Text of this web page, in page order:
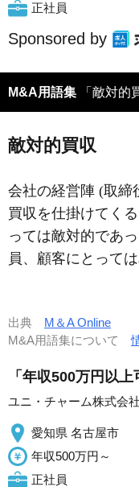
正社員
Sponsored by
M&A用語集 「敵対的
敵対的買収
会社の経営陣 (取締
買収を仕掛けてく
っては敵対的であ
員、顧客にとって
出典 M＆A Online
M&A用語集について
「年収500万円以
ユニ・チャーム株式会社
愛知県 名古屋市
年収500万円～
正社員